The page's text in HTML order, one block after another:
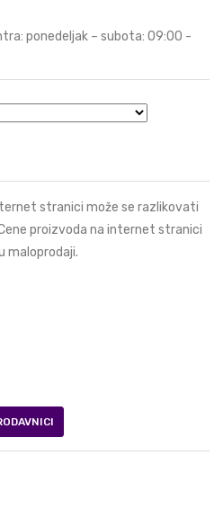
ponedeljak – subota: 09:00 -
stranici može se razlikovati
proizvoda na internet stranici
maloprodaji.